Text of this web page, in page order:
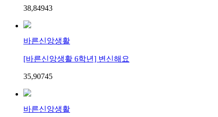
38,84943
바른신앙생활
[바른신앙생활 6학년] 변신해요
35,90745
바른신앙생활